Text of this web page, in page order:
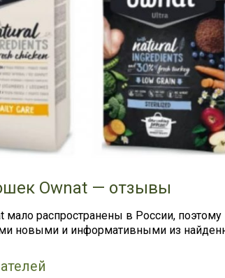
Ownat — отзывы
мало распространены в России,
новыми и информативными из